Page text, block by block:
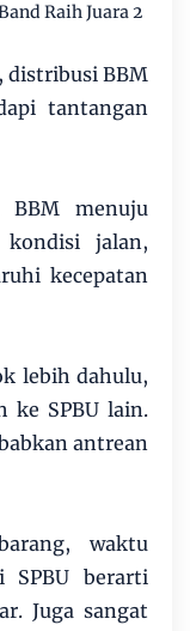
Raih Juara 2
distribusi BBM
tantangan
BBM menuju
kondisi jalan,
kecepatan
lebih dahulu,
ke SPBU lain.
antrean
waktu
SPBU berarti
Juga sangat